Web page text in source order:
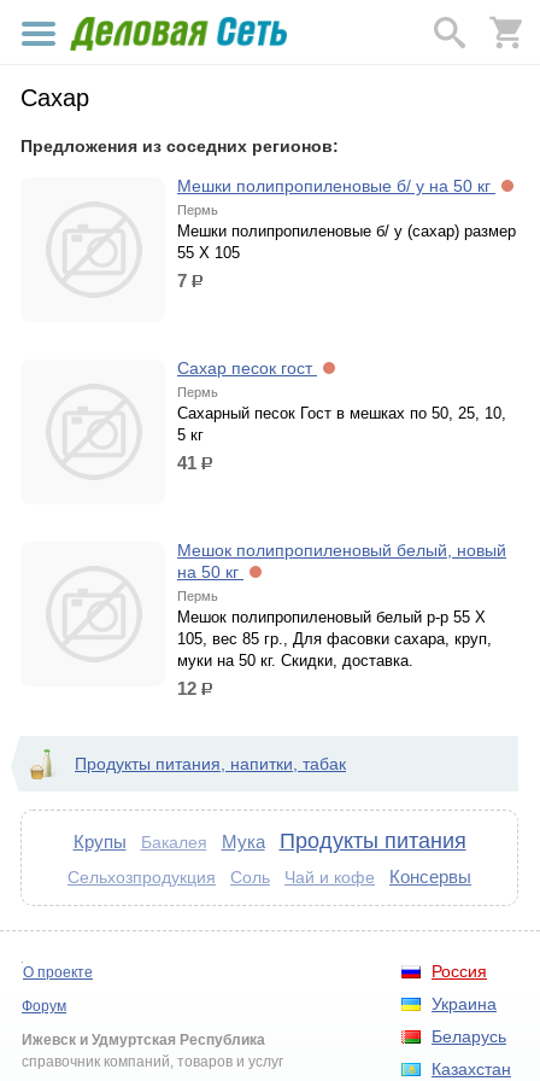
Сахар
Предложения из соседних регионов:
Мешки полипропиленовые б/ у на 50 кг
Пермь
Мешки полипропиленовые б/ у (сахар) размер
55 Х 105
7 р.
Сахар песок гост
Пермь
Сахарный песок Гост в мешках по 50, 25, 10,
5 кг
41 р.
Мешок полипропиленовый белый, новый
на 50 кг
Пермь
Мешок полипропиленовый белый р-р 55 Х
105, вес 85 гр., Для фасовки сахара, круп,
муки на 50 кг. Скидки, доставка.
12 р.
Продукты питания, напитки, табак
Крупы Бакалея Мука Продукты питания
Сельхозпродукция Соль Чай и кофе Консервы
Россия
Украина
Беларусь
Казахстан
О проекте
Форум
Ижевск и Удмуртская Республика
справочник компаний, товаров и услуг